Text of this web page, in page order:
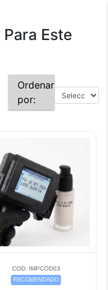
Este
Ordenar
por:
COD. IMPCOD03
RECOMENDADO